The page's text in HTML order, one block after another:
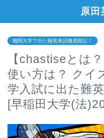
原田
難関大学で出た難英単語徹底暗記！
【chastiseとは
使い方は？ クイ
学入試に出た難
[早稲田大学(法